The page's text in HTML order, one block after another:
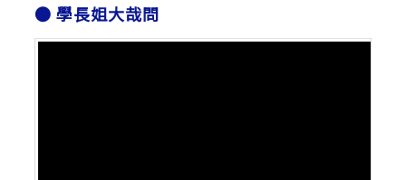
● 學長姐大哉問